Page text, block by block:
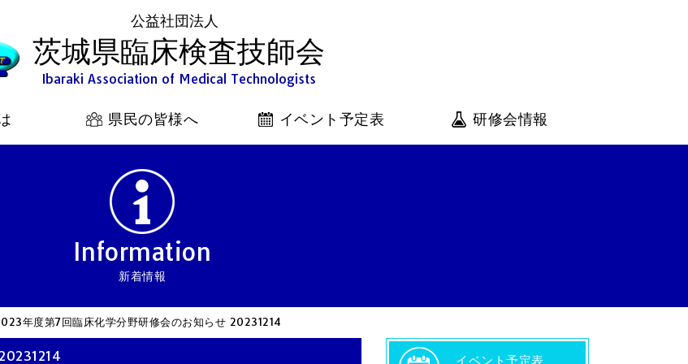
公益社団法人
茨城県臨床検査技師会
Ibaraki Association of Medical Technologists
県民の皆様へ イベント予定表 研修会情報
Information
新着情報
年度第7回臨床化学分野研修会のお知らせ 20231214
イベント予定表